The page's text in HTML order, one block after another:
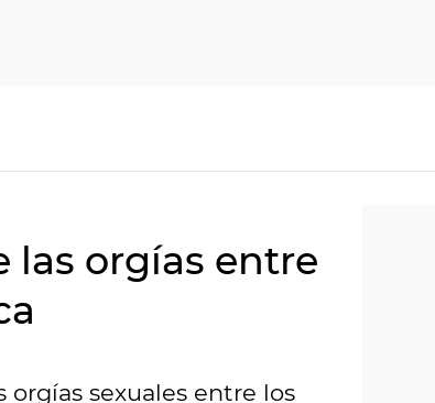
las orgías entre
orgías sexuales entre los